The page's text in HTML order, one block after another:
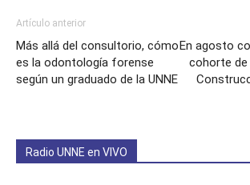
Artículo anterior
Más allá del consultorio, cómo
es la odontología forense
según un graduado de la UNNE
En agosto
cohorte de
Radio UNNE en VIVO